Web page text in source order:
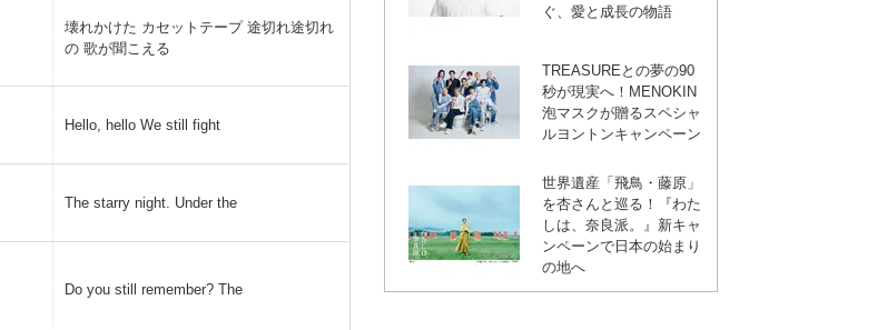
壊れかけた カセットテープ 途切れ途切れ
の 歌が聞こえる
Hello, hello We still fight
The starry night. Under the
Do you still remember? The
ぐ、愛と成長の物語
TREASUREとの夢の90
秒が現実へ！MENOKIN
泡マスクが贈るスペシャ
ルヨントンキャンペーン
世界遺産「飛鳥・藤原」
を杏さんと巡る！『わた
しは、奈良派。』新キャ
ンペーンで日本の始まり
の地へ